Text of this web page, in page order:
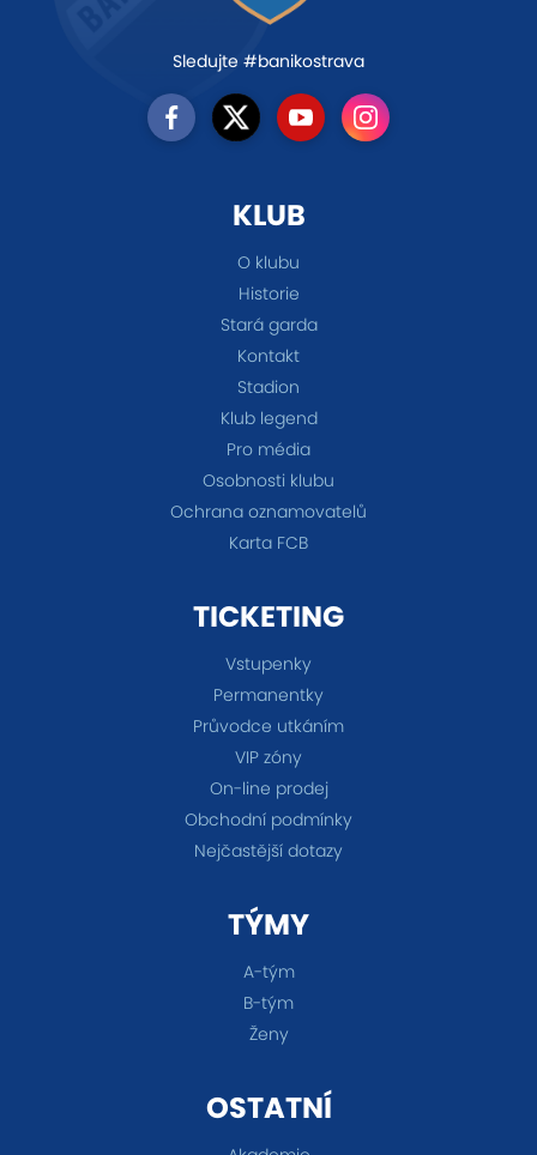
Sledujte #banikostrava
KLUB
O klubu
Historie
Stará garda
Kontakt
Stadion
Klub legend
Pro média
Osobnosti klubu
Ochrana oznamovatelů
Karta FCB
TICKETING
Vstupenky
Permanentky
Průvodce utkáním
VIP zóny
On-line prodej
Obchodní podmínky
Nejčastější dotazy
TÝMY
A-tým
B-tým
Ženy
OSTATNÍ